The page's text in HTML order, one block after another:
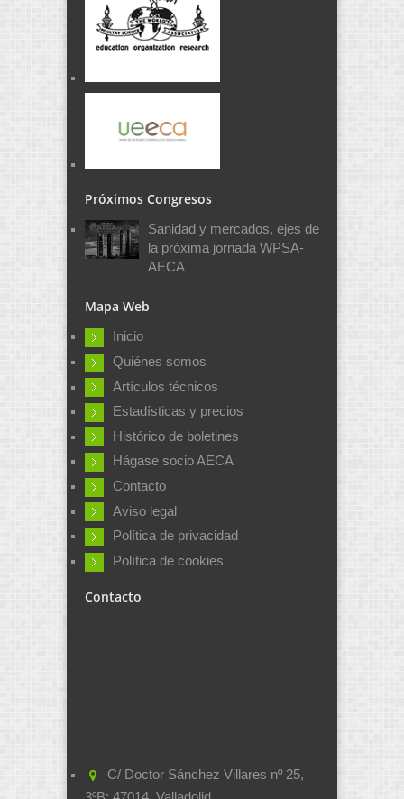
Próximos Congresos
Sanidad y mercados, ejes de
la próxima jornada WPSA-
AECA
Mapa Web
Inicio
Quiénes somos
Artículos técnicos
Estadísticas y precios
Histórico de boletines
Hágase socio AECA
Contacto
Aviso legal
Política de privacidad
Política de cookies
Contacto
C/ Doctor Sánchez Villares nº 25,